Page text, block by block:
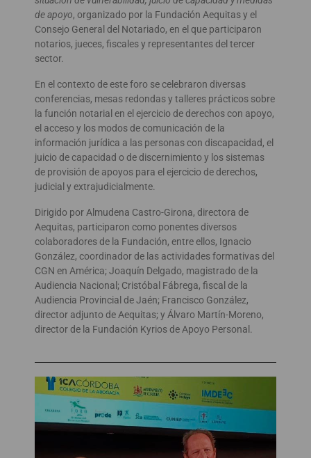
de apoyo, organizado por la Fundación Aequitas y el
Consejo General del Notariado, en el que participaron
notarios, jueces, fiscales y representantes del tercer
sector.
En el contexto de este foro se celebraron diversas
conferencias, mesas redondas y talleres prácticos sobre
la función notarial en el ejercicio de derechos con apoyo,
el acceso y los modos de comunicación de la
información jurídica a las personas con discapacidad, el
juicio de capacidad o de discernimiento y los sistemas
de provisión de apoyos para el ejercicio de derechos,
judicial y extrajudicialmente.
Dirigido por Almudena Castro-Girona, directora de
Aequitas, participaron como ponentes diversos
colaboradores de la Fundación, entre ellos, Ignacio
González, coordinador de las actividades formativas del
CGN en América; Joaquín Delgado, magistrado de la
Audiencia Nacional; Cristóbal Fábrega, fiscal de la
Audiencia Provincial de Jaén; Francisco González,
director adjunto de Aequitas; y Álvaro Martín-Moreno,
director de la Fundación Kyrios de Apoyo Personal.